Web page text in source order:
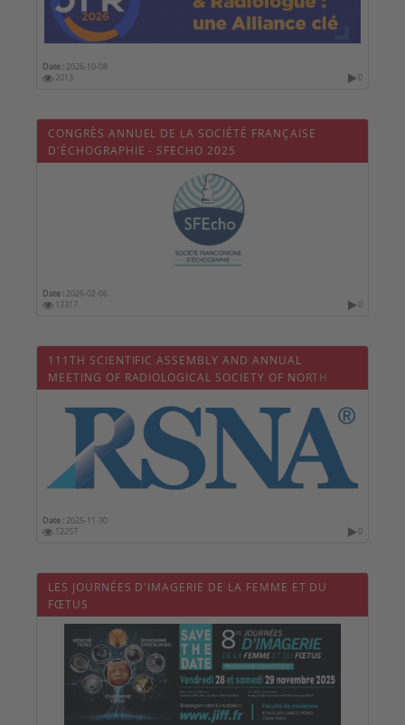
Date : 2026-10-08
2013
0
CONGRÈS ANNUEL DE LA SOCIÉTÉ FRANÇAISE
D'ÉCHOGRAPHIE - SFECHO 2025
Date : 2026-02-06
13317
0
111TH SCIENTIFIC ASSEMBLY AND ANNUAL
MEETING OF RADIOLOGICAL SOCIETY OF NORTH
AMERICA - RSNA 2025
Date : 2025-11-30
12257
0
LES JOURNÉES D'IMAGERIE DE LA FEMME ET DU
FŒTUS